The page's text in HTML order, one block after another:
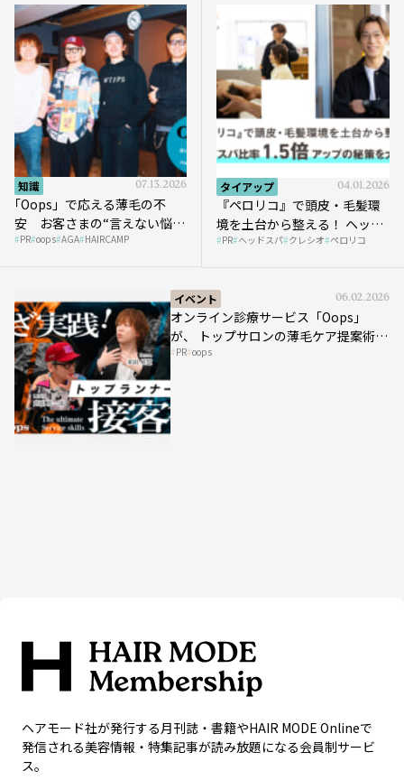
知識 07.13.2026
｢Oops」で応える薄毛の不
安 お客さまの“言えない悩
み”にどう向き合う？ ＃01
PR oops AGA HAIRCAMP
タイアップ 04.01.2026
『ペロリコ』で頭皮・毛髪環
境を土台から整える！ ヘッド
スパ比率1.5倍アップの秘策を
PR ヘッドスパ クレシオ ペロリコ
イベント 06.02.2026
オンライン診療サービス「Oops」
が、 トップサロンの薄毛ケア提案術を
HAIRCAMPで公開！
PR oops
ヘアモード社が発行する月刊誌・書籍やHAIR MODE Onlineで
発信される美容情報・特集記事が読み放題になる会員制サービ
ス。